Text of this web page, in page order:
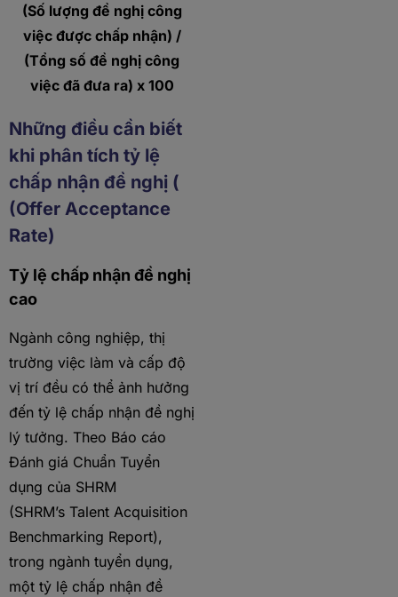
(Số lượng đề nghị công
việc được chấp nhận) /
(Tổng số đề nghị công
việc đã đưa ra) x 100
Những điều cần biết
khi phân tích tỷ lệ
chấp nhận đề nghị (
(Offer Acceptance
Rate)
Tỷ lệ chấp nhận đề nghị
cao
Ngành công nghiệp, thị
trường việc làm và cấp độ
vị trí đều có thể ảnh hưởng
đến tỷ lệ chấp nhận đề nghị
lý tưởng. Theo Báo cáo
Đánh giá Chuẩn Tuyển
dụng của SHRM
(SHRM’s Talent Acquisition
Benchmarking Report),
trong ngành tuyển dụng,
một tỷ lệ chấp nhận đề